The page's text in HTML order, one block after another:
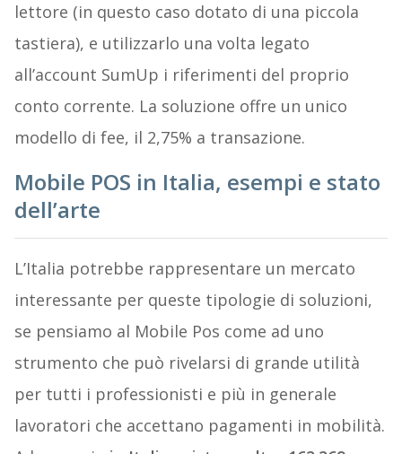
lettore (in questo caso dotato di una piccola
tastiera), e utilizzarlo una volta legato
all’account SumUp i riferimenti del proprio
conto corrente. La soluzione offre un unico
modello di fee, il 2,75% a transazione.
Mobile POS in Italia, esempi e stato
dell’arte
L’Italia potrebbe rappresentare un mercato
interessante per queste tipologie di soluzioni,
se pensiamo al Mobile Pos come ad uno
strumento che può rivelarsi di grande utilità
per tutti i professionisti e più in generale
lavoratori che accettano pagamenti in mobilità.